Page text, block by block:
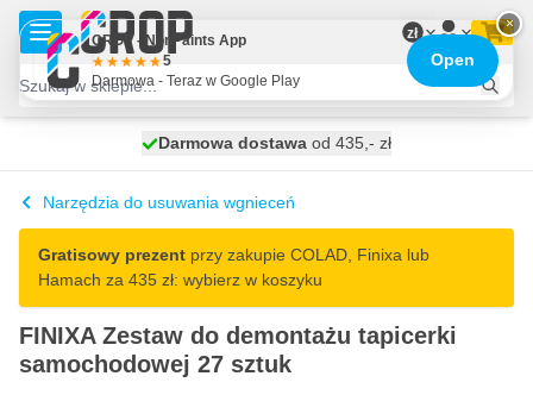
Przejdź do treści
zł
wysyłka jutro
Darmowa dostawa od 435,- zł
100 dni
Narzędzia do usuwania wgnieceń
Gratisowy prezent przy zakupie COLAD, Finixa lub
Hamach za 435 zł: wybierz w koszyku
FINIXA Zestaw do demontażu tapicerki
samochodowej 27 sztuk
×
CROP - NonPaints App
5
Darmowa - Teraz w Google Play
Open